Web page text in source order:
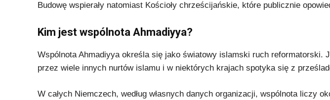
Budowę wspierały natomiast Kościoły chrześcijańskie, które publicznie
Kim jest wspólnota Ahmadiyya?
Wspólnota Ahmadiyya określa się jako światowy islamski ruch reformatorski.
przez wiele innych nurtów islamu i w niektórych krajach spotyka się z
W całych Niemczech, według własnych danych organizacji, wspólnota liczy